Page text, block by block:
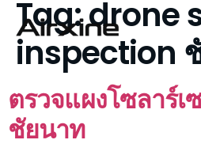
Tag:drone
inspection
ตรวจแผงโซลาร์เ
ชัยนาท